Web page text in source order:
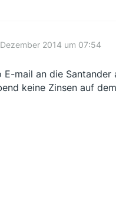
2014 um 07:54
E-mail an die
keine Zinsen auf